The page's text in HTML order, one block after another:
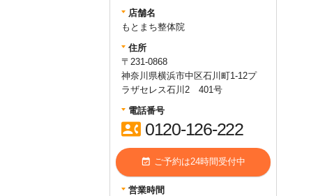
☆氣持ちよく施術を受けていただ
けるよう、清潔なお着替えを無料
はクレジットカード・交通系IC・
QRコード決済も可能
にお申し付けください。
店舗名
もとまち整体院
住所
〒231-0868
神奈川県横浜市中区石川町1-12プ
ラザセレス石川2 401号
電話番号
contact_phone 0120-126-222
event_available ご予約は24時間受付中
営業時間